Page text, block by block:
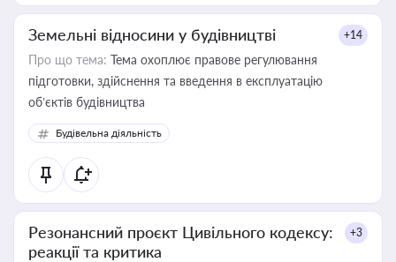
Земельні відносини у будівництві +14
Про що тема: Тема охоплює правове регулювання
підготовки, здійснення та введення в експлуатацію
об’єктів будівництва
Будівельна діяльність
Резонансний проєкт Цивільного кодексу:
реакції та критика
+3